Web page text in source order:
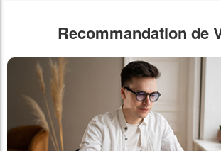
Recommandation de